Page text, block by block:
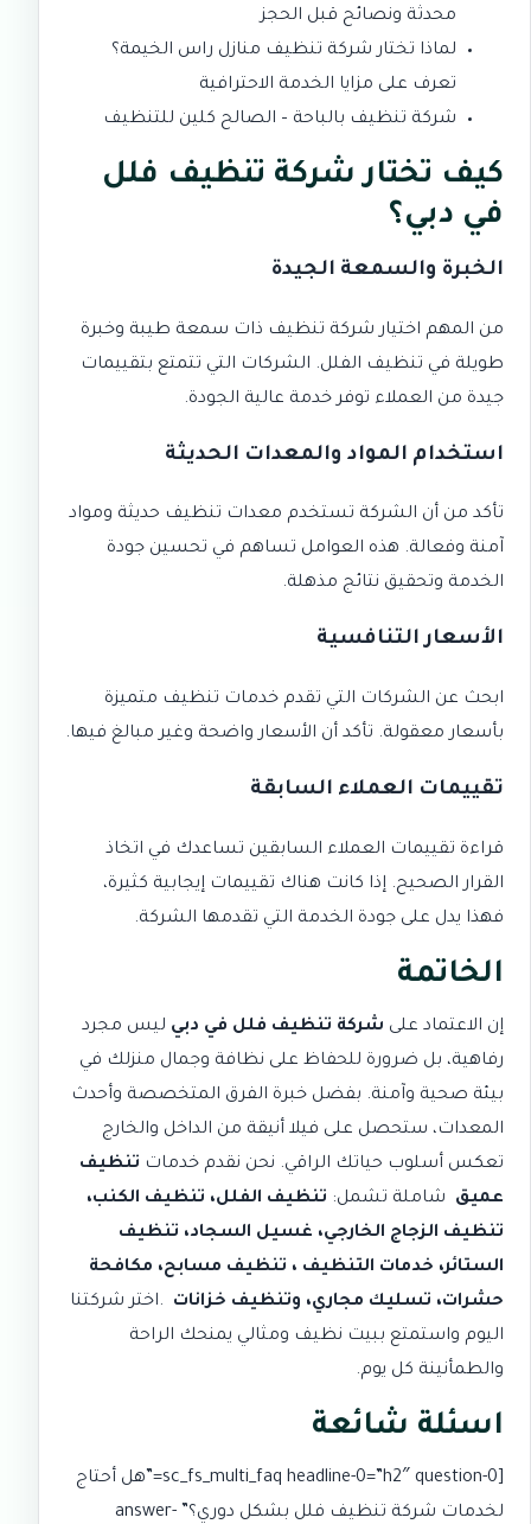
محدثة ونصائح قبل الحجز
لماذا تختار شركة تنظيف منازل راس الخيمة؟
تعرف على مزايا الخدمة الاحترافية
شركة تنظيف بالباحة – الصالح كلين للتنظيف
كيف تختار شركة تنظيف فلل
في دبي؟
الخبرة والسمعة الجيدة
من المهم اختيار شركة تنظيف ذات سمعة طيبة وخبرة
طويلة في تنظيف الفلل. الشركات التي تتمتع بتقييمات
جيدة من العملاء توفر خدمة عالية الجودة.
استخدام المواد والمعدات الحديثة
تأكد من أن الشركة تستخدم معدات تنظيف حديثة ومواد
آمنة وفعالة. هذه العوامل تساهم في تحسين جودة
الخدمة وتحقيق نتائج مذهلة.
الأسعار التنافسية
ابحث عن الشركات التي تقدم خدمات تنظيف متميزة
بأسعار معقولة. تأكد أن الأسعار واضحة وغير مبالغ فيها.
تقييمات العملاء السابقة
قراءة تقييمات العملاء السابقين تساعدك في اتخاذ
القرار الصحيح. إذا كانت هناك تقييمات إيجابية كثيرة،
فهذا يدل على جودة الخدمة التي تقدمها الشركة.
الخاتمة
إن الاعتماد على شركة تنظيف فلل في دبي ليس مجرد
رفاهية، بل ضرورة للحفاظ على نظافة وجمال منزلك في
بيئة صحية وآمنة. بفضل خبرة الفرق المتخصصة وأحدث
المعدات، ستحصل على فيلا أنيقة من الداخل والخارج
تعكس أسلوب حياتك الراقي. نحن نقدم خدمات تنظيف
عميق شاملة تشمل: تنظيف الفلل، تنظيف الكنب،
تنظيف الزجاج الخارجي، غسيل السجاد، تنظيف
الستائر، خدمات التنظيف ، تنظيف مسابح، مكافحة
حشرات، تسليك مجاري، وتنظيف خزانات
.اختر شركتنا
اليوم واستمتع ببيت نظيف ومثالي يمنحك الراحة
والطمأنينة كل يوم.
اسئلة شائعة
[sc_fs_multi_faq headline-0=”h2″ question-0=”هل أحتاج
لخدمات شركة تنظيف فلل بشكل دوري؟” answer-